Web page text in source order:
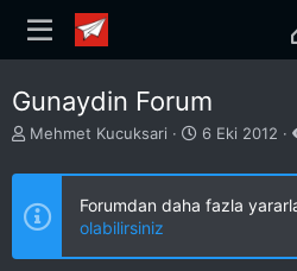
Gunaydin Forum
K
n
u
u
Mehmet Kucuksari
B
ş
a
g
6 Eki 2012
Forumdan daha fazla
olabilirsiniz